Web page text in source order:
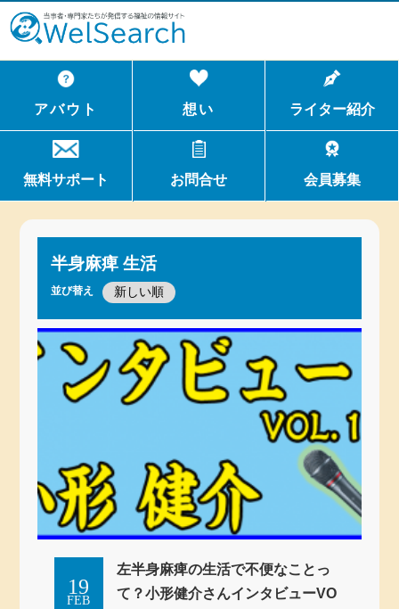
WelSerch
アバウト 想い ライター紹介
無料サポート お問合せ 会員募集
半身麻痺 生活
並び替え
FEB
19
左半身麻痺の生活で不便なことっ
て？小形健介さんインタビューVO